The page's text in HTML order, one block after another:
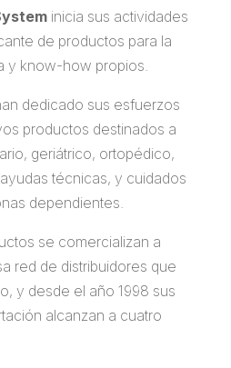
inicia sus actividades
de productos para la
y know-how propios.
dedicado sus esfuerzos
productos destinados a
geriátrico, ortopédico,
técnicas, y cuidados
dependientes.
se comercializan a
red de distribuidores que
y desde el año 1998 sus
alcanzan a cuatro